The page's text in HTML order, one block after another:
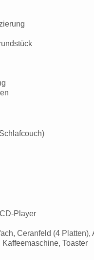
Player
Ceranfeld (4 Platten),
Toaster